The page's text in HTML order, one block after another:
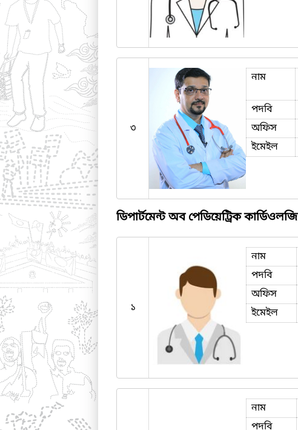
৩
নাম
পদবি
অফিস
ইমেইল
ডিপার্টমেন্ট অব পেডিয়েট্রিক কার্ডিওলজি
১
নাম
পদবি
অফিস
ইমেইল
নাম
পদবি